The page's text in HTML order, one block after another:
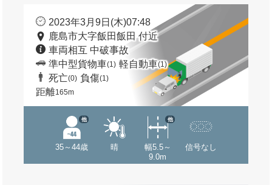
2023年3月9日(木)07:48
鹿島市大字飯田飯田 付近
車両相互 中破事故
準中型貨物車(1) 軽自動車(1)
死亡(0) 負傷(1)
距離165m
35～44歳
他
晴
幅5.5～
9.0m
他
信号なし